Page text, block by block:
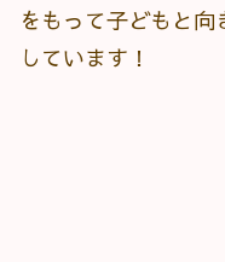
をもって子どもと
しています！